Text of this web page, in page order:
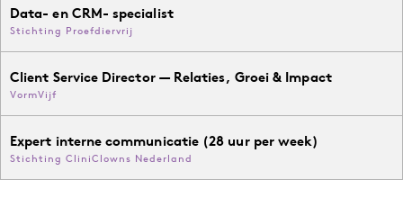
Data- en CRM- specialist
Stichting Proefdiervrij
Client Service Director — Relaties, Groei & Impact
VormVijf
Expert interne communicatie (28 uur per week)
Stichting CliniClowns Nederland